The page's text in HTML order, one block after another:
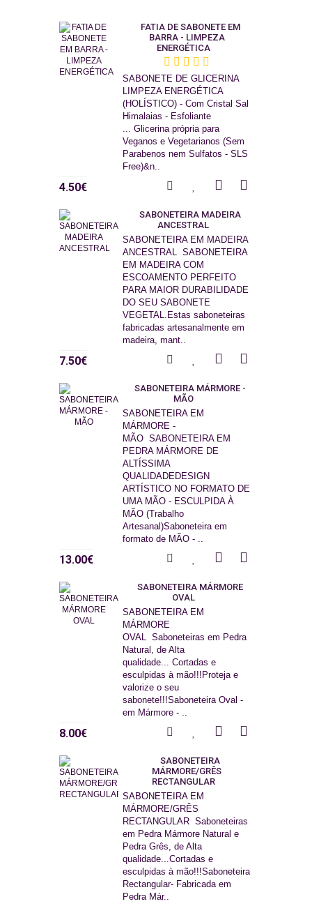
FATIA DE SABONETE EM
BARRA - LIMPEZA
ENERGÉTICA
SABONETE DE GLICERINA
LIMPEZA ENERGÉTICA
(HOLÍSTICO) - Com Cristal Sal
Himalaias - Esfoliante
... Glicerina própria para
Veganos e Vegetarianos (Sem
Parabenos nem Sulfatos - SLS
Free)&n..
4.50€
SABONETEIRA MADEIRA
ANCESTRAL
SABONETEIRA EM MADEIRA
ANCESTRAL SABONETEIRA
EM MADEIRA COM
ESCOAMENTO PERFEITO
PARA MAIOR DURABILIDADE
DO SEU SABONETE
VEGETAL.Estas saboneteiras
fabricadas artesanalmente em
madeira, mant..
7.50€
SABONETEIRA MÁRMORE -
MÃO
SABONETEIRA EM
MÁRMORE -
MÃO SABONETEIRA EM
PEDRA MÁRMORE DE
ALTÍSSIMA
QUALIDADEDESIGN
ARTÍSTICO NO FORMATO DE
UMA MÃO - ESCULPIDA À
MÃO (Trabalho
Artesanal)Saboneteira em
formato de MÃO - ..
13.00€
SABONETEIRA MÁRMORE
OVAL
SABONETEIRA EM
MÁRMORE
OVAL Saboneteiras em Pedra
Natural, de Alta
qualidade... Cortadas e
esculpidas à mão!!!Proteja e
valorize o seu
sabonete!!!Saboneteira Oval -
em Mármore - ..
8.00€
SABONETEIRA
MÁRMORE/GRÊS
RECTANGULAR
SABONETEIRA EM
MÁRMORE/GRÊS
RECTANGULAR Saboneteiras
em Pedra Mármore Natural e
Pedra Grês, de Alta
qualidade...Cortadas e
esculpidas à mão!!!Saboneteira
Rectangular- Fabricada em
Pedra Már..